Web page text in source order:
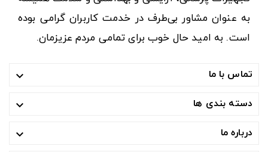
به عنوان مشاور بی‌طرف در خدمت کاربران گرامی بوده
است. به امید حال خوب برای تمامی مردم عزیزمان.
تماس با ما 
دسته بندی ها 
درباره ما 